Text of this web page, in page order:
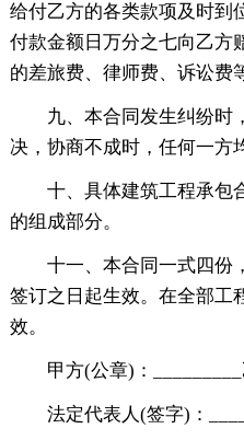
给付乙方的各类款项及时到
付款金额日万分之七向乙方
的差旅费、律师费、诉讼费
九、本合同发生纠纷时
决，协商不成时，任何一方
十、具体建筑工程承包
的组成部分。
十一、本合同一式四份
签订之日起生效。在全部工
效。
甲方(公章)：
法定代表人(签字)：